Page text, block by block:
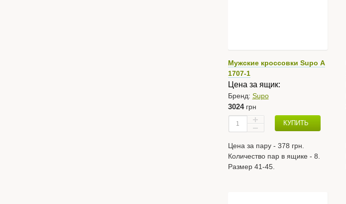
Мужские кроссовки Supo А
1707-1
Цена за ящик:
Бренд: Supo
3024 грн
КУПИТЬ
Цена за пару - 378 грн.
Количество пар в ящике - 8.
Размер 41-45.